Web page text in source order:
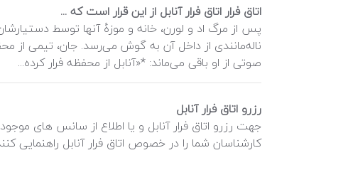
اتاق فرار اتاق فرار آنابل از این قرار است که ...
پس از مرگ اد و لورن، خانه و موزهٔ آنها توسط
ناله‌مانندی از داخل آن به گوش می‌رسد. جان، تیمی از
صوتی از او باقی می‌ماند: *«آنابل از محفظه فرار کرده...
رزرو اتاق فرار آنابل
کارشناسان شما را در خصوص اتاق فرار آنابل راهنمایی